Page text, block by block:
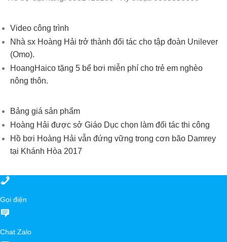
Video công trình
Nhà sx Hoàng Hải trở thành đối tác cho tập đoàn Unilever
(Omo).
HoangHaico tặng 5 bể bơi miễn phí cho trẻ em nghèo
nông thôn.
Bảng giá sản phẩm
Hoàng Hải được sở Giáo Dục chọn làm đối tác thi công
Hồ bơi Hoàng Hải vẫn đứng vững trong cơn bão Damrey
tại Khánh Hòa 2017
Gọi điện
Chat Zalo